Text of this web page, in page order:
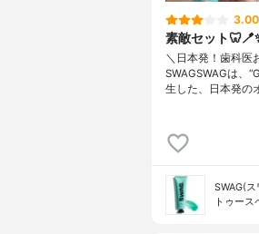
3.00
素敵セット
＼日本発！歯科医
SWAGSWAGは、
生した、日本発の
SWAG(
トゥース